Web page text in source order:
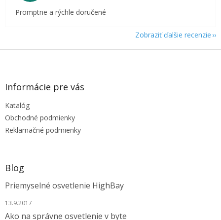
Promptne a rýchle doručené
Zobraziť ďalšie recenzie
Z
Informácie pre vás
Katalóg
Obchodné podmienky
Reklamačné podmienky
Blog
Priemyselné osvetlenie HighBay
13.9.2017
Ako na správne osvetlenie v byte